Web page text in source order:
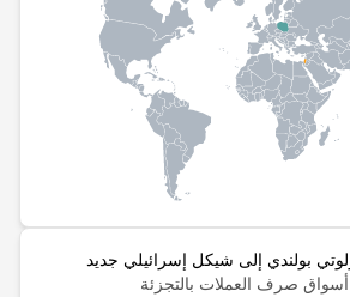
بولندي إلى شيكل إسرائيلي جديد
صرف العملات بالتجزئة